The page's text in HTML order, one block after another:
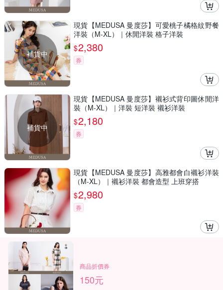
補貨中
現貨【MEDUSA 曼度莎】可愛桃子橘格紋野餐
洋裝（M-XL）｜休閒洋裝 格子洋裝
$2,380
券
補貨中
現貨【MEDUSA 曼度莎】襯衫式背印圖休閒洋
裝（M-XL）｜洋裝 短洋裝 襯衫洋裝
$2,180
券
現貨【MEDUSA 曼度莎】高雅都會白襯衫洋裝
（M-XL）｜襯衫洋裝 都會造型 上班穿搭
$2,980
券
商品折價券
150元